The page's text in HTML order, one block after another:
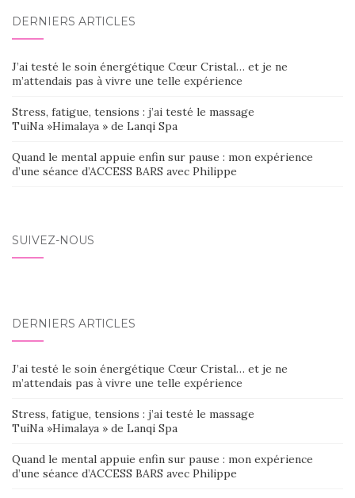
DERNIERS ARTICLES
J’ai testé le soin énergétique Cœur Cristal… et je ne
m’attendais pas à vivre une telle expérience
Stress, fatigue, tensions : j’ai testé le massage
TuiNa »Himalaya » de Lanqi Spa
Quand le mental appuie enfin sur pause : mon expérience
d’une séance d’ACCESS BARS avec Philippe
SUIVEZ-NOUS
DERNIERS ARTICLES
J’ai testé le soin énergétique Cœur Cristal… et je ne
m’attendais pas à vivre une telle expérience
Stress, fatigue, tensions : j’ai testé le massage
TuiNa »Himalaya » de Lanqi Spa
Quand le mental appuie enfin sur pause : mon expérience
d’une séance d’ACCESS BARS avec Philippe